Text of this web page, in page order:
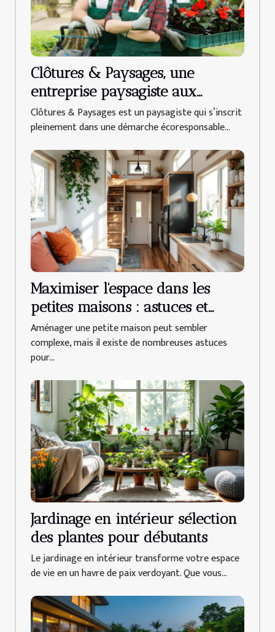
Clôtures & Paysages, une
entreprise paysagiste aux
alternatives durables !
Clôtures & Paysages est un paysagiste qui s’inscrit
pleinement dans une démarche écoresponsable...
Maximiser l'espace dans les
petites maisons : astuces et
conseils
Aménager une petite maison peut sembler
complexe, mais il existe de nombreuses astuces
pour...
Jardinage en intérieur sélection
des plantes pour débutants
Le jardinage en intérieur transforme votre espace
de vie en un havre de paix verdoyant. Que vous...